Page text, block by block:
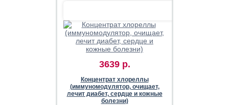
3639 р.
Концентрат хлореллы
(иммуномодулятор, очищает,
лечит диабет, сердце и кожные
болезни)